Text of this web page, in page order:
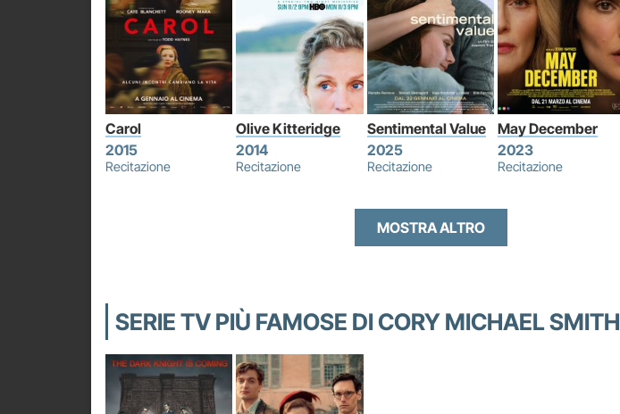
Carol
2015
Recitazione
Olive Kitteridge
2014
Recitazione
Sentimental Value
2025
Recitazione
May December
2023
Recitazione
MOSTRA ALTRO
SERIE TV PIÙ FAMOSE DI CORY MICHAEL SMITH